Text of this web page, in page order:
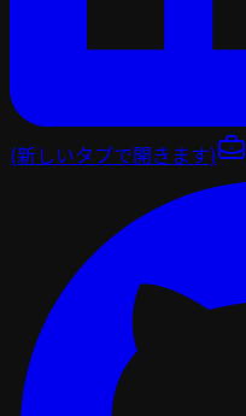
(新しいタブで開きます)